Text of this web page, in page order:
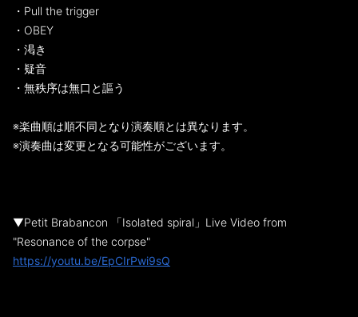
・Pull the trigger
・OBEY
・渇き
・疑音
・無秩序は無口と謳う
※楽曲順は順不同となり演奏順とは異なります。
※演奏曲は変更となる可能性がございます。
▼Petit Brabancon 「Isolated spiral」Live Video from
"Resonance of the corpse"
https://youtu.be/EpCIrPwi9sQ